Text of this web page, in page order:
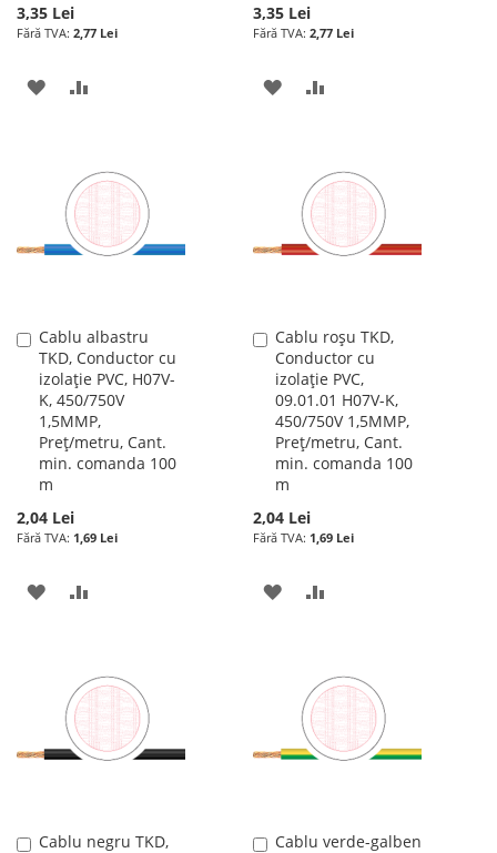
3,35 Lei
2,77 Lei
ADAUGATI
DE
DORINTE
3,35 Lei
2,77 Lei
ADAUGATI
DE
DORINTE
Cablu albastru
TKD, Conductor cu
izolație PVC, H07V-
K, 450/750V
1,5MMP,
Preț/metru, Cant.
min. comanda 100
m
2,04 Lei
1,69 Lei
Adauga
în
cos
ADAUGATI
DE
DORINTE
Cablu roșu TKD,
Conductor cu
izolație PVC,
09.01.01 H07V-K,
450/750V 1,5MMP,
Preț/metru, Cant.
min. comanda 100
m
2,04 Lei
1,69 Lei
Adauga
în
cos
ADAUGATI
DE
DORINTE
Cablu negru TKD,
Adauga
Cablu verde-galben
Adauga